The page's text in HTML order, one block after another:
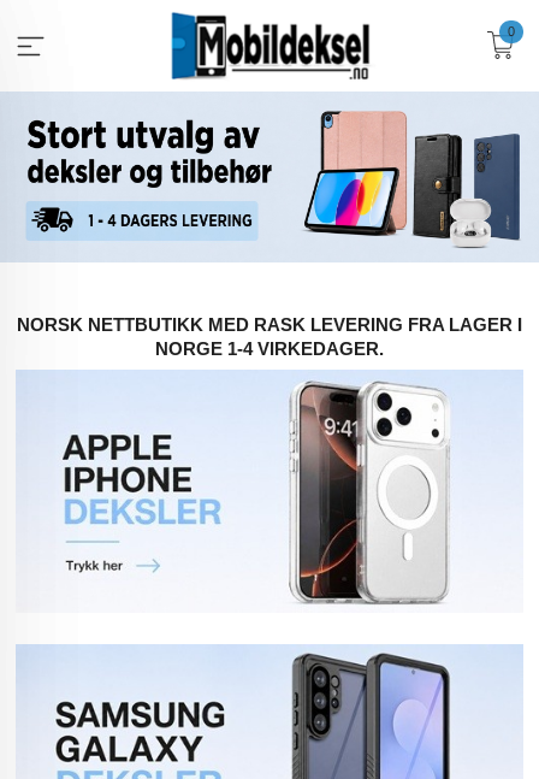
innholdet
0
NORSK NETTBUTIKK MED RASK LEVERING FRA LAGER I
NORGE 1-4 VIRKEDAGER.